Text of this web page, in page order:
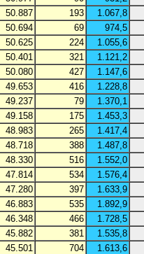
50.887 193
1.067,8
50.694 69
974,5
50.625 224
1.055,6
50.401 321
1.121,2
50.080 427
1.147,6
49.653 416
1.228,8
49.237 79
1.370,1
49.158 175
1.453,3
48.983 265
1.417,4
48.718 388
1.487,8
48.330 516
1.552,0
47.814 534
1.576,4
47.280 397
1.633,9
46.883 535
1.892,9
46.348 466
1.728,5
45.882 381
1.535,8
45.501 704 1.613,6